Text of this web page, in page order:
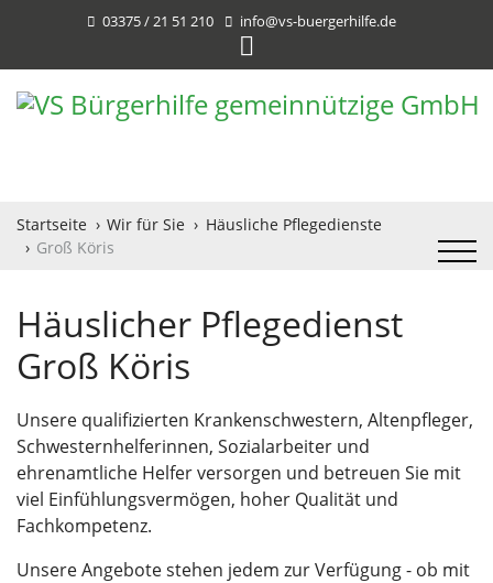
03375 / 21 51 210 info@vs-buergerhilfe.de
Startseite Wir für Sie
Häusliche Pflegedienste
Groß Köris
Häuslicher Pflegedienst
Groß Köris
Unsere qualifizierten Krankenschwestern, Altenpfleger,
Schwesternhelferinnen, Sozialarbeiter und
ehrenamtliche Helfer versorgen und betreuen Sie mit
viel Einfühlungsvermögen, hoher Qualität und
Fachkompetenz.
Unsere Angebote stehen jedem zur Verfügung - ob mit